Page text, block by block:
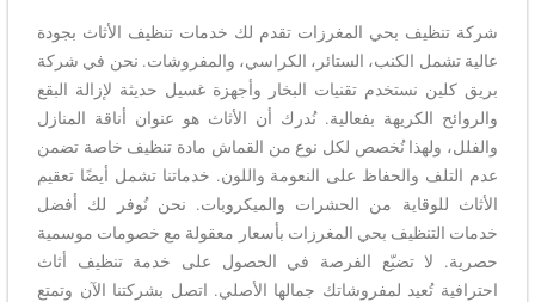
شركة تنظيف بحي المغرزات تقدم لك خدمات تنظيف الأثاث بجودة
عالية تشمل الكنب، الستائر، الكراسي، والمفروشات. نحن في شركة
بريق كلين نستخدم تقنيات البخار وأجهزة غسيل حديثة لإزالة البقع
والروائح الكريهة بفعالية. نُدرك أن الأثاث هو عنوان أناقة المنازل
والفلل، ولهذا نُخصص لكل نوع من القماش مادة تنظيف خاصة تضمن
عدم التلف والحفاظ على النعومة واللون. خدماتنا تشمل أيضًا تعقيم
الأثاث للوقاية من الحشرات والميكروبات. نحن نُوفر لك أفضل
خدمات التنظيف بحي المغرزات بأسعار معقولة مع خصومات موسمية
حصرية. لا تضيّع الفرصة في الحصول على خدمة تنظيف أثاث
احترافية تُعيد لمفروشاتك جمالها الأصلي. اتصل بشركتنا الآن وتمتع